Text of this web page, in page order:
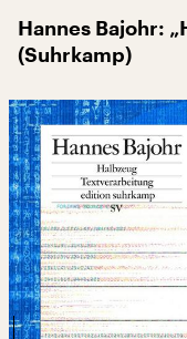
Hannes Bajohr:
(Suhrkamp)